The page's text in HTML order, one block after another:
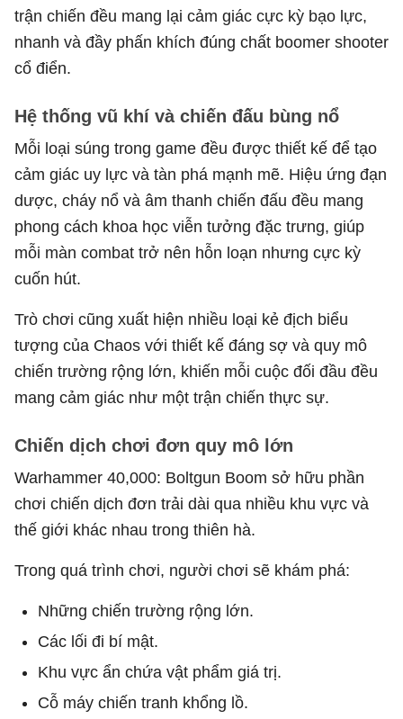
trận chiến đều mang lại cảm giác cực kỳ bạo lực,
nhanh và đầy phấn khích đúng chất boomer shooter
cổ điển.
Hệ thống vũ khí và chiến đấu bùng nổ
Mỗi loại súng trong game đều được thiết kế để tạo
cảm giác uy lực và tàn phá mạnh mẽ. Hiệu ứng đạn
dược, cháy nổ và âm thanh chiến đấu đều mang
phong cách khoa học viễn tưởng đặc trưng, giúp
mỗi màn combat trở nên hỗn loạn nhưng cực kỳ
cuốn hút.
Trò chơi cũng xuất hiện nhiều loại kẻ địch biểu
tượng của Chaos với thiết kế đáng sợ và quy mô
chiến trường rộng lớn, khiến mỗi cuộc đối đầu đều
mang cảm giác như một trận chiến thực sự.
Chiến dịch chơi đơn quy mô lớn
Warhammer 40,000: Boltgun Boom sở hữu phần
chơi chiến dịch đơn trải dài qua nhiều khu vực và
thế giới khác nhau trong thiên hà.
Trong quá trình chơi, người chơi sẽ khám phá:
Những chiến trường rộng lớn.
Các lối đi bí mật.
Khu vực ẩn chứa vật phẩm giá trị.
Cỗ máy chiến tranh khổng lồ.